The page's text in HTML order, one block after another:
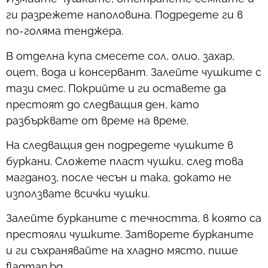
ги разрежете наполовина. Подредете ги в
по-голяма тенджера.
В отделна купа смесете сол, олио, захар,
оцет, вода и консервант. Залейте чушките с
тази смес. Покрийте и ги оставете да
престоят до следващия ден, като
разбърквате от време на време.
На следващия ден подредете чушките в
буркани. Сложете пласт чушки, след това
магданоз, после чесън и така, докато не
използвате всички чушки.
Залейте бурканите с течността, в която са
престояли чушките. Затворете бурканите
и ги съхранявайте на хладно място, пише